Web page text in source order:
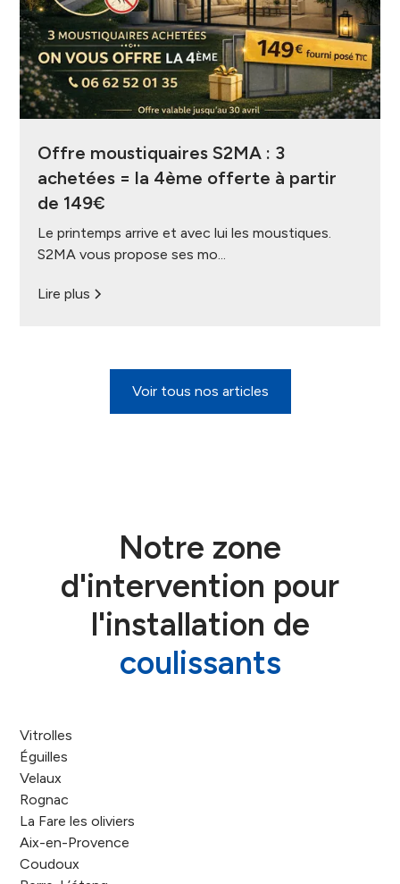
Offre moustiquaires S2MA : 3
achetées = la 4ème offerte à partir
de 149€
Le printemps arrive et avec lui les moustiques.
S2MA vous propose ses mo...
Lire plus
Voir tous nos articles
Notre zone
d'intervention pour
l'installation de
coulissants
Vitrolles
Éguilles
Velaux
Rognac
La Fare les oliviers
Aix-en-Provence
Coudoux